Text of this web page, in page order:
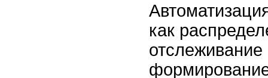
как
отслеживание